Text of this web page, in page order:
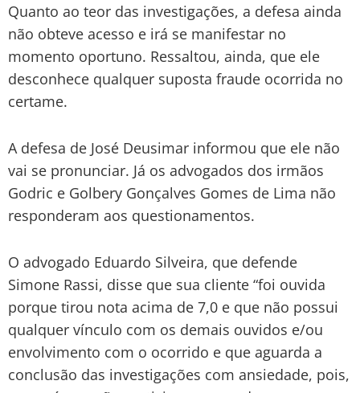
Quanto ao teor das investigações, a defesa ainda
não obteve acesso e irá se manifestar no
momento oportuno. Ressaltou, ainda, que ele
desconhece qualquer suposta fraude ocorrida no
certame.
A defesa de José Deusimar informou que ele não
vai se pronunciar. Já os advogados dos irmãos
Godric e Golbery Gonçalves Gomes de Lima não
responderam aos questionamentos.
O advogado Eduardo Silveira, que defende
Simone Rassi, disse que sua cliente “foi ouvida
porque tirou nota acima de 7,0 e que não possui
qualquer vínculo com os demais ouvidos e/ou
envolvimento com o ocorrido e que aguarda a
conclusão das investigações com ansiedade, pois,